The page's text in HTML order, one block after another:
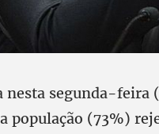
nesta segunda-feira
população (73%)